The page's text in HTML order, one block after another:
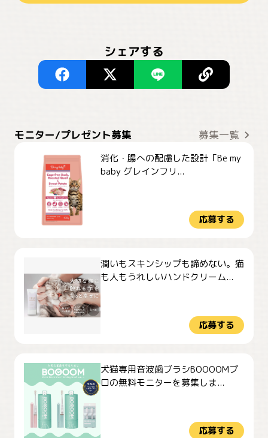
シェアする
モニター/プレゼント募集 募集一覧
消化・腸への配慮した設計「Be my
baby グレインフリ...
応募する
潤いもスキンシップも諦めない。猫
も人もうれしいハンドクリーム...
応募する
犬猫専用音波歯ブラシBOOOOMプ
ロの無料モニターを募集しま...
応募する